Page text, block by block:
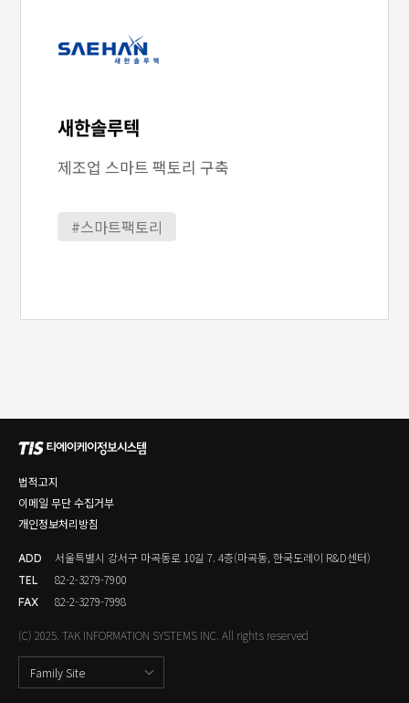
새한솔루텍
제조업 스마트 팩토리 구축
#스마트팩토리
법적고지
이메일 무단 수집거부
개인정보처리방침
ADD 서울특별시 강서구 마곡동로 10길 7. 4층(마곡동, 한국도레이 R&D센터)
TEL 82-2-3279-7900
FAX 82-2-3279-7998
(C) 2025. TAK INFORMATION SYSTEMS INC. All rights reserved
Family Site